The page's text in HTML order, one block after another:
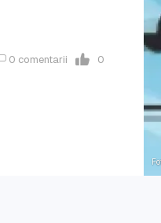
0 comentarii 0